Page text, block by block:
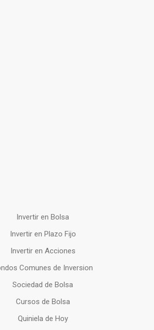
Invertir en Bolsa
Invertir en Plazo Fijo
Invertir en Acciones
Comunes de Inversion
Sociedad de Bolsa
Cursos de Bolsa
Quiniela de Hoy